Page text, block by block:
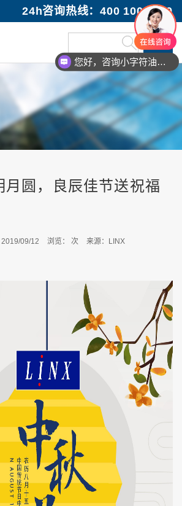
24h咨询热线：400 100 1089
月圆，良辰佳节送祝福
09/12 浏览： 次 来源：LINX
您好，咨询小字符油墨喷码机